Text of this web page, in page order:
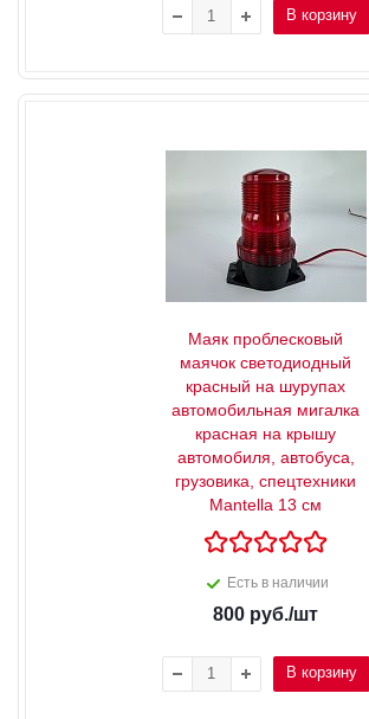
В корзину
Маяк проблесковый
маячок светодиодный
красный на шурупах
автомобильная мигалка
красная на крышу
автомобиля, автобуса,
грузовика, спецтехники
Mantella 13 см
Есть в наличии
800 руб./шт
В корзину